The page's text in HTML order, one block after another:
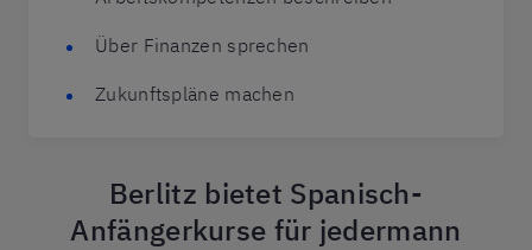
Über Finanzen sprechen
Zukunftspläne machen
Berlitz bietet Spanisch-
Anfängerkurse für jedermann